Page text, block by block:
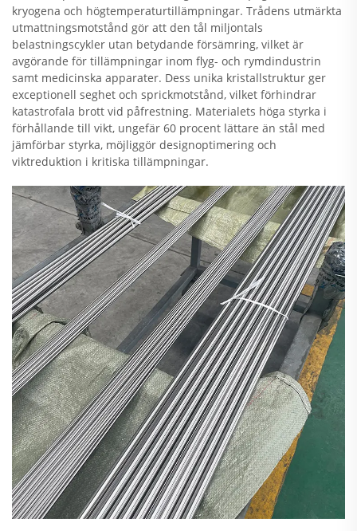
kryogena och högtemperaturtillämpningar. Trådens utmärkta
utmattningsmotstånd gör att den tål miljontals
belastningscykler utan betydande försämring, vilket är
avgörande för tillämpningar inom flyg- och rymdindustrin
samt medicinska apparater. Dess unika kristallstruktur ger
exceptionell seghet och sprickmotstånd, vilket förhindrar
katastrofala brott vid påfrestning. Materialets höga styrka i
förhållande till vikt, ungefär 60 procent lättare än stål med
jämförbar styrka, möjliggör designoptimering och
viktreduktion i kritiska tillämpningar.